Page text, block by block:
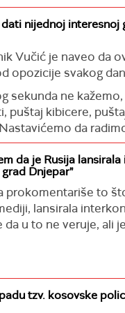
nijednoj interesnoj
Vučić je naveo da
opozicije svakog
sekunda ne
puštaj kibicere,
da
pitanju zaustaviti
slavu
ljudima koji vole
zemlja ne sme da
ćemo pobediti sve
i nećemo im nikada
je Vučić.
da je Rusija
Dnjepar"
prokomentariše to
lansirala
da u to ne veruje, ali
tzv. kosovske